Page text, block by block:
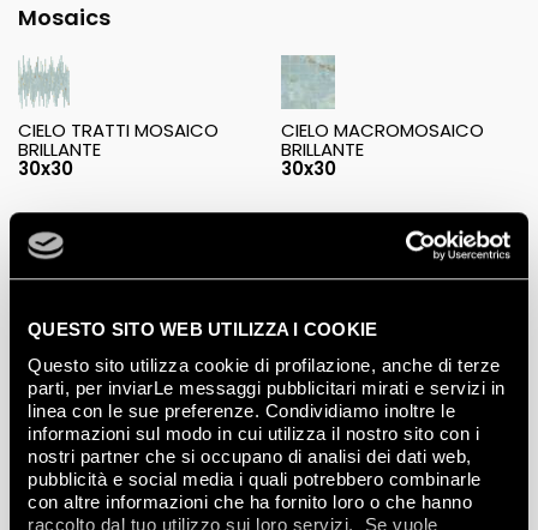
QUESTO SITO WEB UTILIZZA I COOKIE
Questo sito utilizza cookie di profilazione, anche di terze
parti, per inviarLe messaggi pubblicitari mirati e servizi in
linea con le sue preferenze. Condividiamo inoltre le
informazioni sul modo in cui utilizza il nostro sito con i
nostri partner che si occupano di analisi dei dati web,
pubblicità e social media i quali potrebbero combinarle
con altre informazioni che ha fornito loro o che hanno
raccolto dal tuo utilizzo sui loro servizi. Se vuole
Mosaics
CIELO TRATTI MOSAICO
BRILLANTE
30x30
CIELO MACROMOSAICO
BRILLANTE
30x30
Decorations